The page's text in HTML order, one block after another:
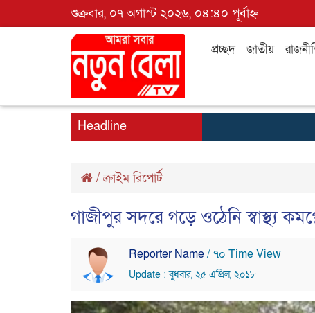
শুক্রবার, ০৭ অগাস্ট ২০২৬, ০৪:৪০ পূর্বাহ্ন
প্রচ্ছদ জাতীয়
Headline
/ক্রাইম রিপোর্ট
গাজীপুর সদরে গড়ে ওঠেনি স্বাস্থ্য
Reporter Name/ ৭০ Time View
Update : বুধবার, ২৫ এপ্রিল, ২০১৮